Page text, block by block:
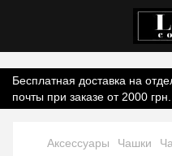
Бесплатная доставка на
почты при заказе от 2000 грн.
Аксессуары Чашки